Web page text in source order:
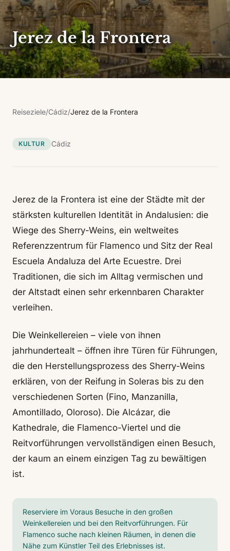
Jerez de la Frontera
Reiseziele/Cádiz/Jerez de la Frontera
KULTUR Cádiz
Jerez de la Frontera ist eine der Städte mit der
stärksten kulturellen Identität in Andalusien: die
Wiege des Sherry-Weins, ein weltweites
Referenzzentrum für Flamenco und Sitz der Real
Escuela Andaluza del Arte Ecuestre. Drei
Traditionen, die sich im Alltag vermischen und
der Altstadt einen sehr erkennbaren Charakter
verleihen.
Die Weinkellereien – viele von ihnen
jahrhundertealt – öffnen ihre Türen für Führungen,
die den Herstellungsprozess des Sherry-Weins
erklären, von der Reifung in Soleras bis zu den
verschiedenen Sorten (Fino, Manzanilla,
Amontillado, Oloroso). Die Alcázar, die
Kathedrale, die Flamenco-Viertel und die
Reitvorführungen vervollständigen einen Besuch,
der kaum an einem einzigen Tag zu bewältigen
ist.
Reserviere im Voraus Besuche in den großen
Weinkellereien und bei den Reitvorführungen. Für
Flamenco suche nach kleinen Räumen, in denen die
Nähe zum Künstler Teil des Erlebnisses ist.